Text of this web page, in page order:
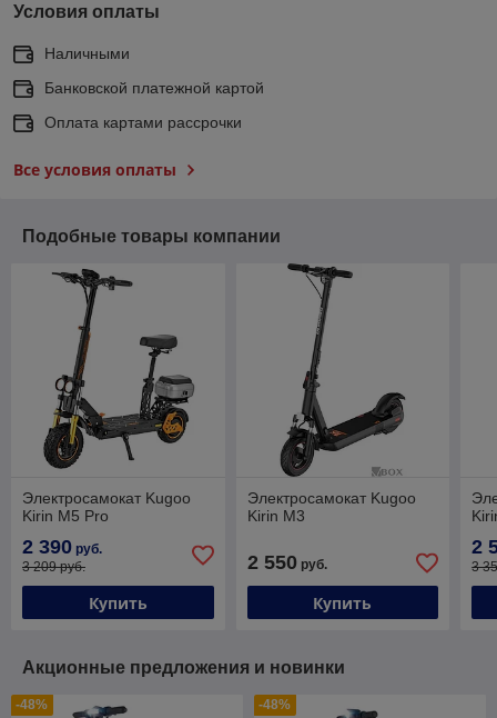
Условия оплаты
Наличными
Банковской платежной картой
Оплата картами рассрочки
Все условия оплаты
Подобные товары компании
Электросамокат Kugoo
Kirin M5 Pro
2 390 руб.
3 209 руб.
Купить
Электросамокат Kugoo
Kirin M3
2 550руб.
Купить
2
3
Акционные предложения и новинки
-48% -48%